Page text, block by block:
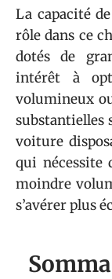
La capacité
rôle dans ce
dotés de
intérêt à
volumineux
substantielles
voiture
qui nécessite
moindre
s’avérer plus